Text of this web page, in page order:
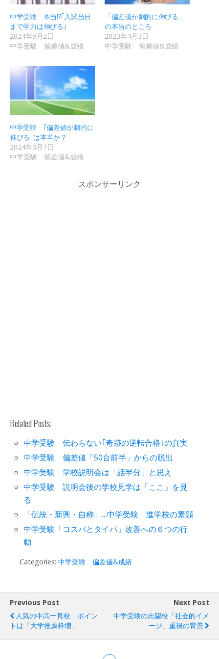
中学受験 本当!?｢入試当日
まで学力は伸びる｣
2024年9月2日
中学受験 偏差値&成績
「偏差値が劇的に伸びる」
の本当のところ
2023年4月3日
中学受験 偏差値&成績
中学受験 ｢偏差値が劇的に
伸びる｣は本当か？
2024年3月7日
中学受験 偏差値&成績
スポンサーリンク
Related Posts:
中学受験 伝わらない｢奇跡の逆転合格｣の真実
中学受験 偏差値「50台前半」からの脱出
中学受験 学校説明会は「話半分」と思え
中学受験 説明会後の学校見学は「ここ」を見
る
「伝統・新興・自称」…中学受験 進学校の素顔
中学受験「コスパとタイパ」改善への６つの行
動
Categories: 中学受験 偏差値&成績
Previous Post
人気の中高一貫校 ポイン
トは「大学推薦枠増」
Next Post
中学受験の志望校「社会的イメ
ージ」重視の背景